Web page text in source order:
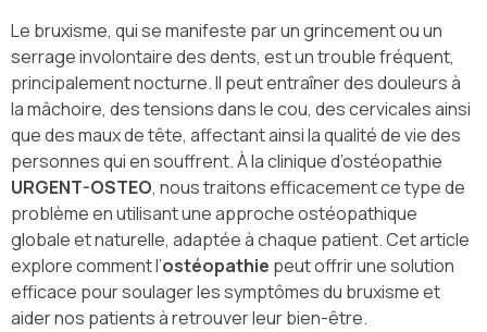
Le bruxisme, qui se manifeste par un grincement ou un
serrage involontaire des dents, est un trouble fréquent,
principalement nocturne. Il peut entraîner des douleurs à
la mâchoire, des tensions dans le cou, des cervicales ainsi
que des maux de tête, affectant ainsi la qualité de vie des
personnes qui en souffrent. À la clinique d’ostéopathie
URGENT-OSTEO, nous traitons efficacement ce type de
problème en utilisant une approche ostéopathique
globale et naturelle, adaptée à chaque patient. Cet article
explore comment l’ostéopathie peut offrir une solution
efficace pour soulager les symptômes du bruxisme et
aider nos patients à retrouver leur bien-être.